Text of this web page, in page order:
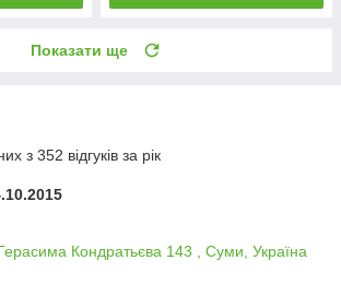
Показати ще
з 352 відгуків за рік
Кондратьєва 143 , Суми, Україна